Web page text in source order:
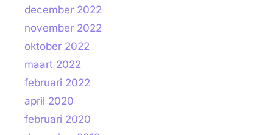
december 2022
november 2022
oktober 2022
maart 2022
februari 2022
april 2020
februari 2020